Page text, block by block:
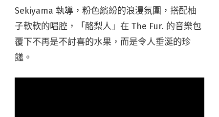
Sekiyama 執導，粉色繽紛的浪漫氛圍，搭配柚
子軟軟的唱腔，「酪梨人」在 The Fur. 的音樂包
覆下不再是不討喜的水果，而是令人垂涎的珍
饈。